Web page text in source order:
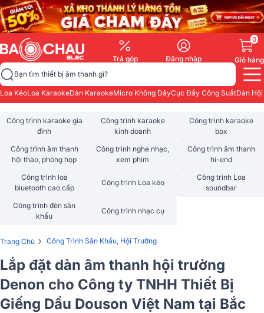
Trả góp Đăng nhập
0
Giỏ hàng
Bạn tìm thiết bị âm thanh gì?
Loa KéoLoa KaraokeDàn KaraokeMicro Không DâyCục Đẩy Công SuấtDàn
Công trình karaoke gia
đình
Công trình karaoke
kinh doanh
Công trình karaoke
box
Công trình âm thanh
hội thảo, phòng họp
Công trình nghe nhạc,
xem phim
Công trình âm thanh
hi-end
Công trình loa
bluetooth cao cấp
Công trình Loa kéo
Công trình Loa
soundbar
Công trình đèn sân
khấu
Công trình nhạc cụ
Trang Chủ › Công Trình Sân Khấu, Hội Trường
Lắp đặt dàn âm thanh hội trường
Denon cho Công ty TNHH Thiết Bị
Giếng Dầu Douson Việt Nam tại Bắc